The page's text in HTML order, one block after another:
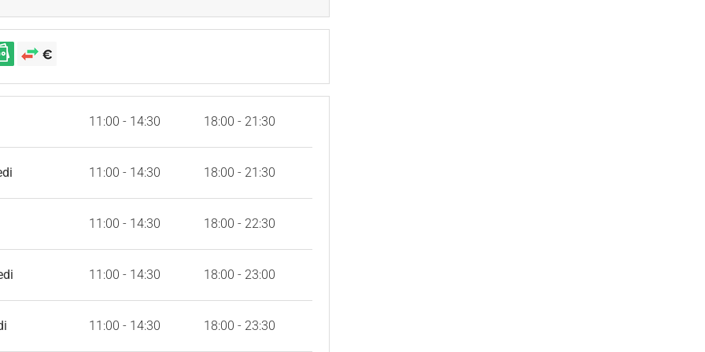
11:00 - 14:30 18:00 - 21:30
11:00 - 14:30 18:00 - 21:30
11:00 - 14:30 18:00 - 22:30
11:00 - 14:30 18:00 - 23:00
11:00 - 14:30 18:00 - 23:30